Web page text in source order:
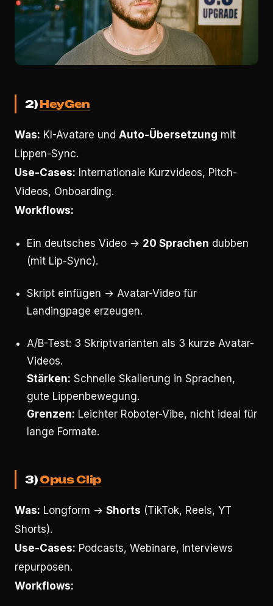
2)HeyGen
Was: KI-Avatare und Auto-Übersetzung mit
Lippen-Sync.
Use-Cases: Internationale Kurzvideos, Pitch-
Videos, Onboarding.
Workflows:
Ein deutsches Video → 20 Sprachen dubben
(mit Lip-Sync).
Skript einfügen → Avatar-Video für
Landingpage erzeugen.
A/B-Test: 3 Skriptvarianten als 3 kurze Avatar-
Videos.
Stärken: Schnelle Skalierung in Sprachen,
gute Lippenbewegung.
Grenzen: Leichter Roboter-Vibe, nicht ideal für
lange Formate.
3)Opus Clip
Was: Longform → Shorts (TikTok, Reels, YT
Shorts).
Use-Cases: Podcasts, Webinare, Interviews
repurposen.
Workflows: